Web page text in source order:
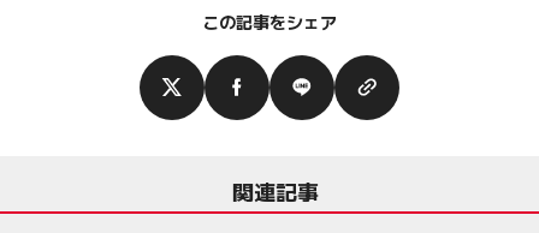
この記事をシェア
関連記事